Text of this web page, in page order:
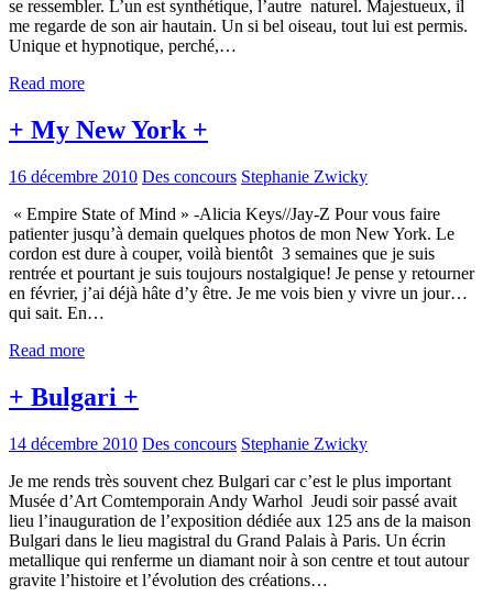
se ressembler. L’un est synthétique, l’autre naturel. Majestueux, il
me regarde de son air hautain. Un si bel oiseau, tout lui est permis.
Unique et hypnotique, perché,…
Read more
+ My New York +
16 décembre 2010 Des concours Stephanie Zwicky
« Empire State of Mind » -Alicia Keys//Jay-Z Pour vous faire
patienter jusqu’à demain quelques photos de mon New York. Le
cordon est dure à couper, voilà bientôt 3 semaines que je suis
rentrée et pourtant je suis toujours nostalgique! Je pense y retourner
en février, j’ai déjà hâte d’y être. Je me vois bien y vivre un jour…
qui sait. En…
Read more
+ Bulgari +
14 décembre 2010 Des concours Stephanie Zwicky
Je me rends très souvent chez Bulgari car c’est le plus important
Musée d’Art Comtemporain Andy Warhol Jeudi soir passé avait
lieu l’inauguration de l’exposition dédiée aux 125 ans de la maison
Bulgari dans le lieu magistral du Grand Palais à Paris. Un écrin
metallique qui renferme un diamant noir à son centre et tout autour
gravite l’histoire et l’évolution des créations…